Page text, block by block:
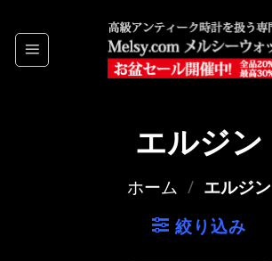
to
content
エルジン
ホーム / エルジン
絞り込み